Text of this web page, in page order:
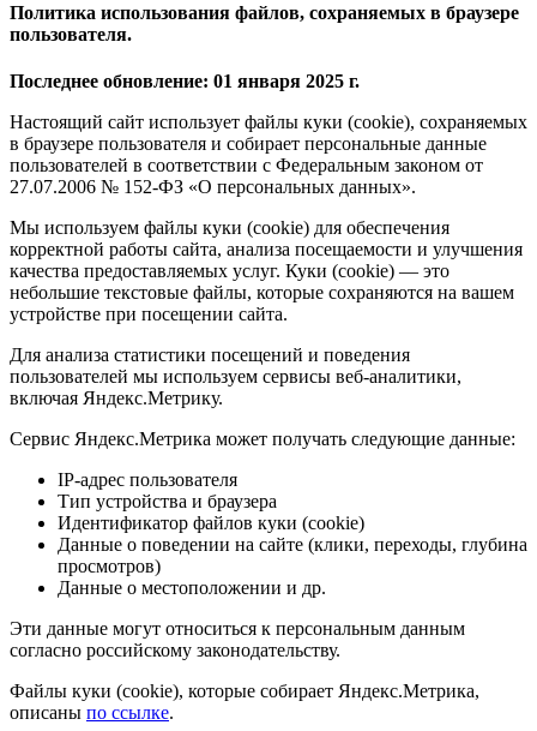
Политика использования файлов, сохраняемых в браузере
пользователя.
Последнее обновление: 01 января 2025 г.
Настоящий сайт использует файлы куки (cookie), сохраняемых
в браузере пользователя и собирает персональные данные
пользователей в соответствии с Федеральным законом от
27.07.2006 № 152-ФЗ «О персональных данных».
Мы используем файлы куки (cookie) для обеспечения
корректной работы сайта, анализа посещаемости и улучшения
качества предоставляемых услуг. Куки (cookie) — это
небольшие текстовые файлы, которые сохраняются на вашем
устройстве при посещении сайта.
Для анализа статистики посещений и поведения
пользователей мы используем сервисы веб-аналитики,
включая Яндекс.Метрику.
Сервис Яндекс.Метрика может получать следующие данные:
IP-адрес пользователя
Тип устройства и браузера
Идентификатор файлов куки (cookie)
Данные о поведении на сайте (клики, переходы, глубина
просмотров)
Данные о местоположении и др.
Эти данные могут относиться к персональным данным
согласно российскому законодательству.
Файлы куки (cookie), которые собирает Яндекс.Метрика,
описаны по ссылке.